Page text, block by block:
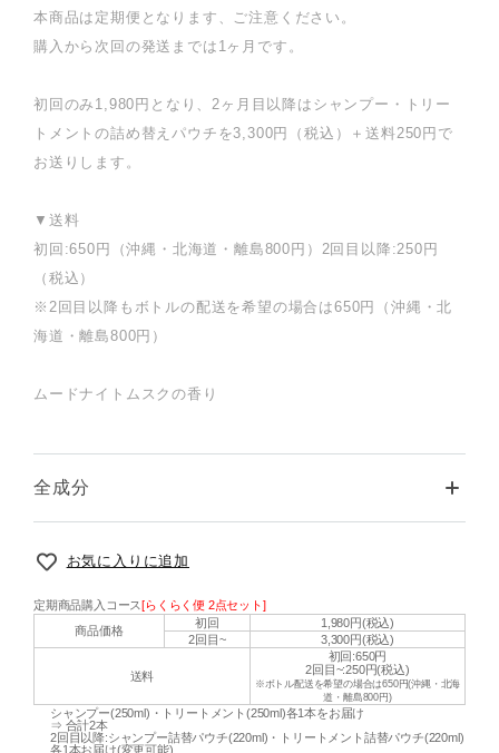
本商品は定期便となります、ご注意ください。
購入から次回の発送までは1ヶ月です。
初回のみ1,980円となり、2ヶ月目以降はシャンプー・トリー
トメントの詰め替えパウチを3,300円（税込）＋送料250円で
お送りします。
▼送料
初回:650円（沖縄・北海道・離島800円）2回目以降:250円
（税込）
※2回目以降もボトルの配送を希望の場合は650円（沖縄・北
海道・離島800円）
ムードナイトムスクの香り
全成分
お気に入りに追加
定期商品購入コース[らくらく便 2点セット]
商品価格
初回
1,980円(税込)
2回目~
3,300円(税込)
送料
初回:650円
2回目~:250円(税込)
※ボトル配送を希望の場合は650円(沖縄・北海
道・離島800円)
シャンプー(250ml)・トリートメント(250ml)各1本をお届け
⇒ 合計2本
2回目以降:シャンプー詰替パウチ(220ml)・トリートメント詰替パウチ(220ml)
各1本お届け(変更可能)